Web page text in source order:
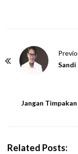
Sandi
Jangan
Related Posts: